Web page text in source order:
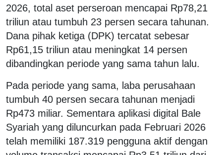
2026, total aset perseroan mencapai Rp78,21
triliun atau tumbuh 23 persen secara tahunan.
Dana pihak ketiga (DPK) tercatat sebesar
Rp61,15 triliun atau meningkat 14 persen
dibandingkan periode yang sama tahun lalu.
Pada periode yang sama, laba perusahaan
tumbuh 40 persen secara tahunan menjadi
Rp473 miliar. Sementara aplikasi digital Bale
Syariah yang diluncurkan pada Februari 2026
telah memiliki 187.319 pengguna aktif dengan